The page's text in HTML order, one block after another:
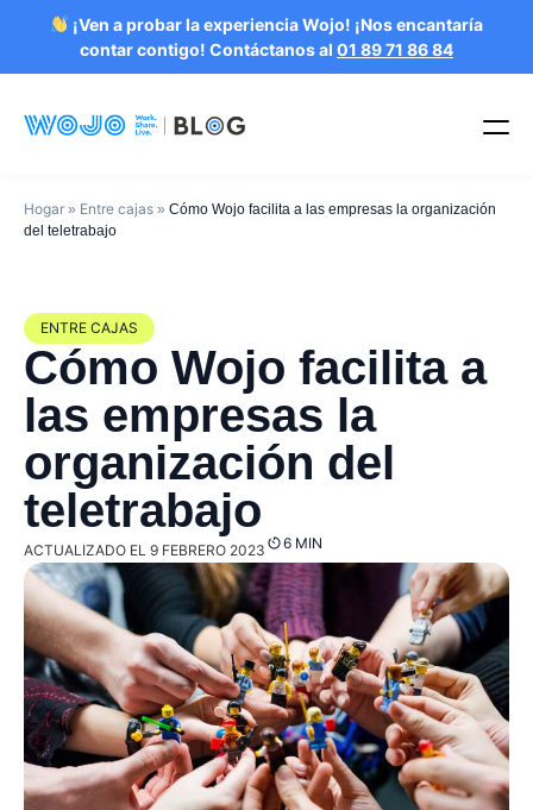
¡Ven a probar la experiencia Wojo! ¡Nos encantaría
contar contigo! Contáctanos al 01 89 71 86 84
Hogar » Entre cajas » Cómo Wojo facilita a las empresas la organización
del teletrabajo
ENTRE CAJAS
Cómo Wojo facilita a
las empresas la
organización del
teletrabajo
ACTUALIZADO EL 9 FEBRERO 2023 6 MIN